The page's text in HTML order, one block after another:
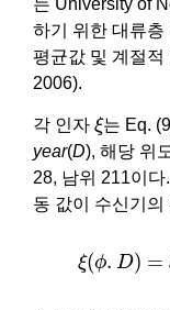
하기 위한 대류층
평균값 및 계절
2006).
각 인자 ξ
ξ는 Eq.
year(D), 해당 위
28, 남위 211이
동 값이 수신기
ξ(ϕ. D) =